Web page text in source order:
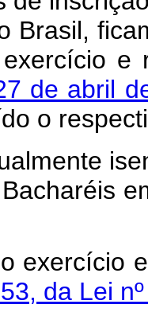
Brasil,
de abril
o
exercício
da Lei